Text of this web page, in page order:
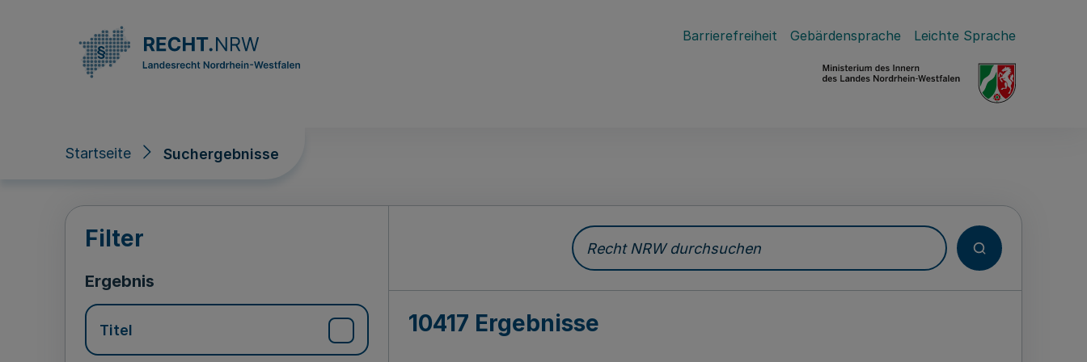
Barrierefreiheit Gebärdensprache Leichte Sprache
Startseite Suchergebnisse
Suchergebnisse
Filter
Ergebnis
Titel
Recht NRW durchsuchen
10417 Ergebnisse